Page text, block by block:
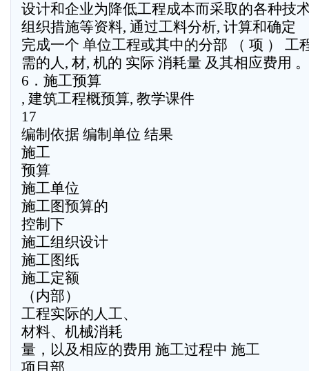
设计和企业为降低工程成本而采取的各种技
组织措施等资料, 通过工料分析, 计算和确定
完成一个 单位工程或其中的分部 （ 项 ） 工
需的人, 材, 机的 实际 消耗量 及其相应费用 。
6．施工预算
, 建筑工程概预算, 教学课件
17
编制依据 编制单位 结果
施工
预算
施工单位
施工图预算的
控制下
施工组织设计
施工图纸
施工定额
（内部）
工程实际的人工、
材料、机械消耗
量，以及相应的费用 施工过程中 施工
项目部